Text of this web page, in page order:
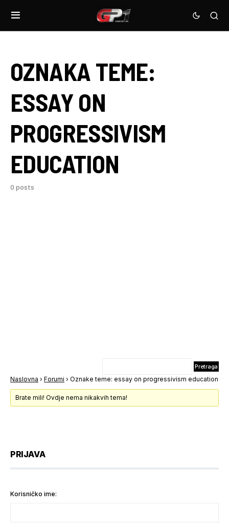
OZNAKA TEME:
ESSAY ON
PROGRESSIVISM
EDUCATION
0 posts
Naslovna › Forumi › Oznake teme: essay on progressivism education
Brate mili! Ovdje nema nikakvih tema!
PRIJAVA
Korisničko ime: